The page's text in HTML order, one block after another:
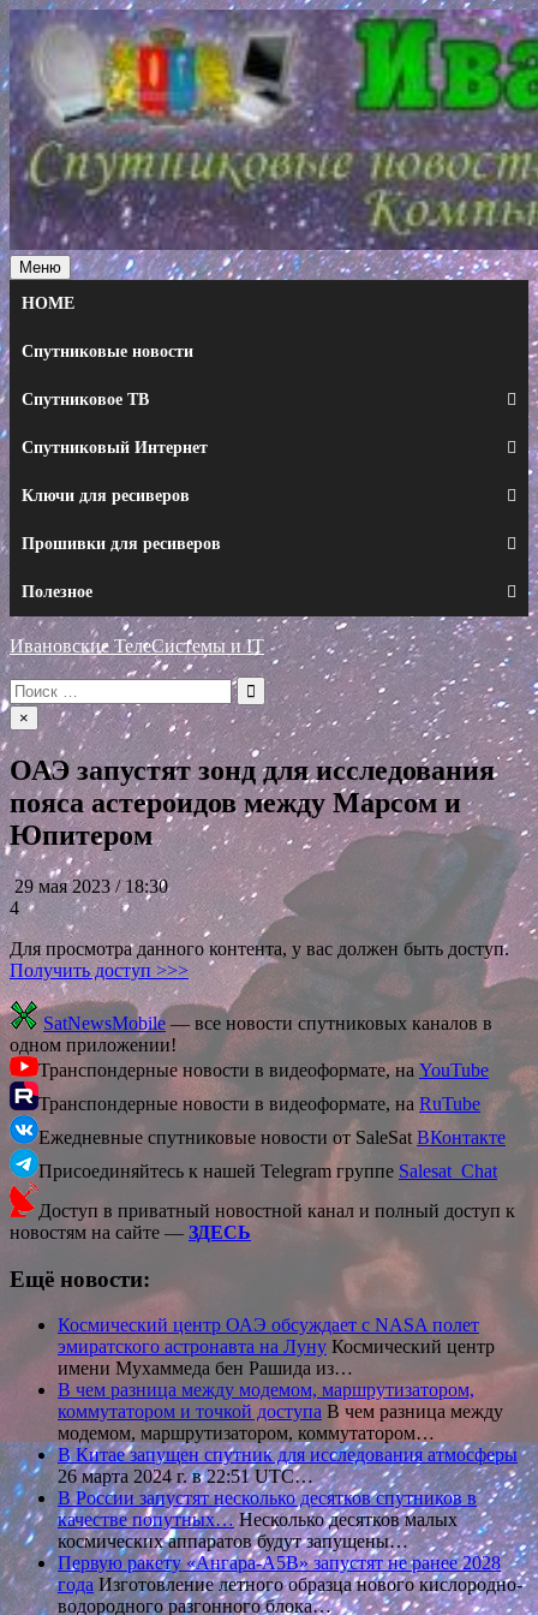
Перейти
к
содержимому
Меню
HOME
Спутниковые новости
Спутниковое ТВ
Спутниковый Интернет
Ключи для ресиверов
Прошивки для ресиверов
Полезное
Ивановские ТелеСистемы и IT
Искать:
×
ОАЭ запустят зонд для исследования
пояса астероидов между Марсом и
Юпитером
29 мая 2023 / 18:30
4
Для просмотра данного контента, у вас должен быть доступ.
Получить доступ >>>
SatNewsMobile — все новости спутниковых каналов в
одном приложении!
Транспондерные новости в видеоформате, наYouTube
Транспондерные новости в видеоформате, на RuTube
Ежедневные спутниковые новости от SaleSat ВКонтакте
Присоединяйтесь к нашей Telegram группе Salesat_Chat
Доступ в приватный новостной канал и полный доступ к
новостям на сайте — ЗДЕСЬ
Ещё новости:
Космический центр ОАЭ обсуждает с NASA полет
эмиратского астронавта на Луну Космический центр
имени Мухаммеда бен Рашида из…
В чем разница между модемом, маршрутизатором,
коммутатором и точкой доступа В чем разница между
модемом, маршрутизатором, коммутатором…
В Китае запущен спутник для исследования атмосферы
26 марта 2024 г. в 22:51 UTC…
В России запустят несколько десятков спутников в
качестве попутных…Несколько десятков малых
космических аппаратов будут запущены…
Первую ракету «Ангара-А5В» запустят не ранее 2028
года Изготовление летного образца нового кислородно-
водородного разгонного блока…